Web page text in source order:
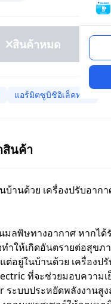
สินค้าหมด
แอร์มิตซูบิชิอิเล็คทริค
สินค้า
บ้านด้วย เครื่องปรับอากา
มลพิษทางอากาศ หากได้
ำให้เกิดอันตรายต่อสุขภ
ต่อยู่ในบ้านด้วย เครื่องป
ที่จะช่วยมอบความเ
ระบบประหยัดพลังงานสู